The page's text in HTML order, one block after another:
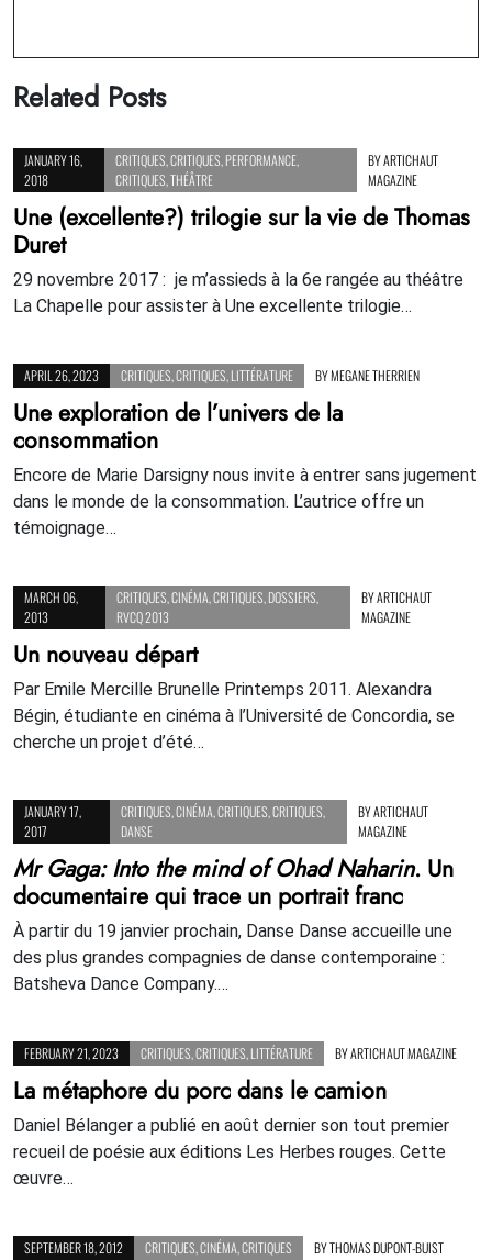
Related Posts
JANUARY 16,
2018
CRITIQUES,CRITIQUES,PERFORMANCE,
CRITIQUES,THÉÂTRE
BYARTICHAUT
MAGAZINE
Une (excellente?) trilogie sur la vie de Thomas
Duret
29 novembre 2017 : je m’assieds à la 6e rangée au théâtre
La Chapelle pour assister à Une excellente trilogie…
APRIL 26, 2023 CRITIQUES,CRITIQUES,LITTÉRATURE BYMEGANE THERRIEN
Une exploration de l’univers de la
consommation
Encore de Marie Darsigny nous invite à entrer sans jugement
dans le monde de la consommation. L’autrice offre un
témoignage…
MARCH 06,
2013
CRITIQUES,CINÉMA,CRITIQUES,DOSSIERS,
RVCQ 2013
BYARTICHAUT
MAGAZINE
Un nouveau départ
Par Emile Mercille Brunelle Printemps 2011. Alexandra
Bégin, étudiante en cinéma à l’Université de Concordia, se
cherche un projet d’été…
JANUARY 17,
2017
CRITIQUES,CINÉMA,CRITIQUES,CRITIQUES,
DANSE
BYARTICHAUT
MAGAZINE
Mr Gaga: Into the mind of Ohad Naharin. Un
documentaire qui trace un portrait franc
À partir du 19 janvier prochain, Danse Danse accueille une
des plus grandes compagnies de danse contemporaine :
Batsheva Dance Company.…
FEBRUARY 21, 2023 CRITIQUES,CRITIQUES,LITTÉRATURE BYARTICHAUT MAGAZINE
La métaphore du porc dans le camion
Daniel Bélanger a publié en août dernier son tout premier
recueil de poésie aux éditions Les Herbes rouges. Cette
œuvre…
SEPTEMBER 18, 2012 CRITIQUES,CINÉMA,CRITIQUES BYTHOMAS DUPONT-BUIST